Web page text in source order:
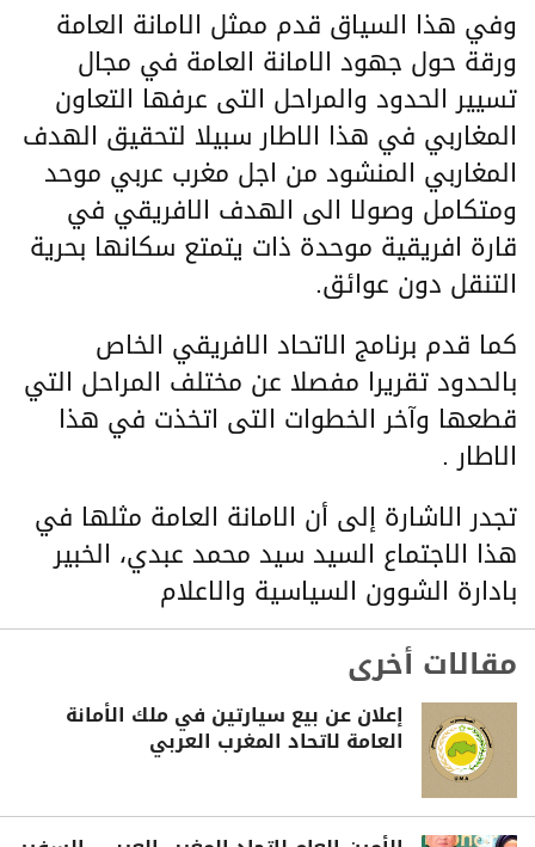
وفي هذا السياق قدم ممثل الامانة العامة
ورقة حول جهود الامانة العامة في مجال
تسيير الحدود والمراحل التى عرفها التعاون
المغاربي في هذا الاطار سبيلا لتحقيق الهدف
المغاربي المنشود من اجل مغرب عربي موحد
ومتكامل وصولا الى الهدف الافريقي في
قارة افريقية موحدة ذات يتمتع سكانها بحرية
التنقل دون عوائق.
كما قدم برنامج الاتحاد الافريقي الخاص
بالحدود تقريرا مفصلا عن مختلف المراحل التي
قطعها وآخر الخطوات التى اتخذت في هذا
الاطار .
تجدر الاشارة إلى أن الامانة العامة مثلها في
هذا الاجتماع السيد سيد محمد عبدي، الخبير
بادارة الشوون السياسية والاعلام
مقالات أخرى
إعلان عن بيع سيارتين في ملك الأمانة
العامة لاتحاد المغرب العربي